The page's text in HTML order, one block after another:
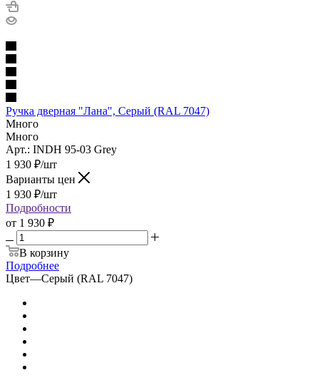
Ручка дверная "Лана", Серый (RAL 7047)
Много
Много
Арт.: INDH 95-03 Grey
1 930 ₽/шт
Варианты цен
1 930 ₽/шт
Подробности
от 1 930 ₽
В корзину
Подробнее
Цвет—Серый (RAL 7047)